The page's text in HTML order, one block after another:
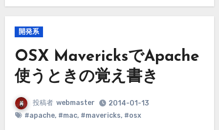
開発系
OSX MavericksでApache
使うときの覚え書き
投稿者 webmaster
2014-01-13
#apache, #mac, #mavericks, #osx